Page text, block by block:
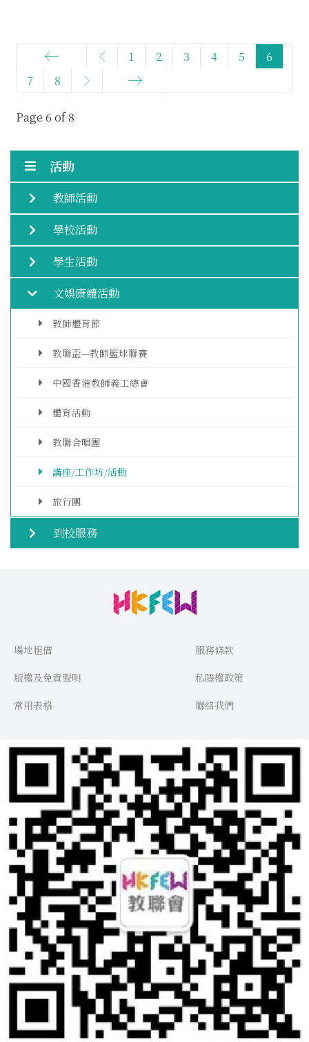
活動
教師活動
學校活動
學生活動
文娛康體活動
教師體育節
教聯盃—教師籃球聯賽
中國香港教師義工總會
體育活動
教聯合唱團
講座/工作坊/活動
旅行團
到校服務
Start
1 2 3 4 5
6
7
8
Page 6 of 8
場地租借
服務條款
版權及免責聲明
私隱權政策
常用表格
聯絡我們